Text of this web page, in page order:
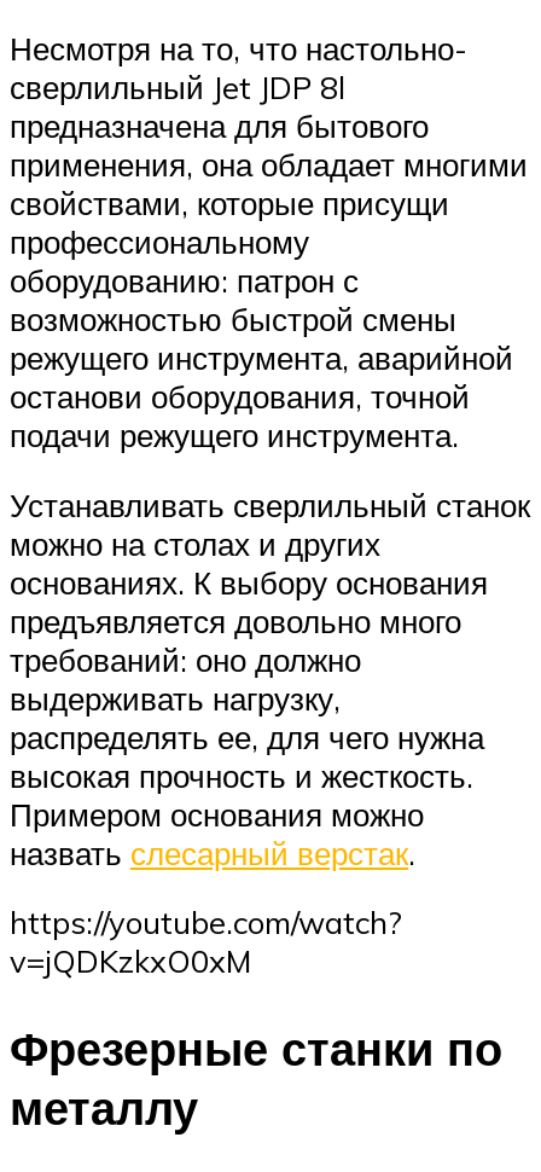
Несмотря на то, что настольно-
сверлильный Jet JDP 8l
предназначена для бытового
применения, она обладает многими
свойствами, которые присущи
профессиональному
оборудованию: патрон с
возможностью быстрой смены
режущего инструмента, аварийной
останови оборудования, точной
подачи режущего инструмента.
Устанавливать сверлильный станок
можно на столах и других
основаниях. К выбору основания
предъявляется довольно много
требований: оно должно
выдерживать нагрузку,
распределять ее, для чего нужна
высокая прочность и жесткость.
Примером основания можно
назвать слесарный верстак.
https://youtube.com/watch?
v=jQDKzkxO0xM
Фрезерные станки по
металлу